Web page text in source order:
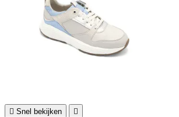
 Snel bekijken 